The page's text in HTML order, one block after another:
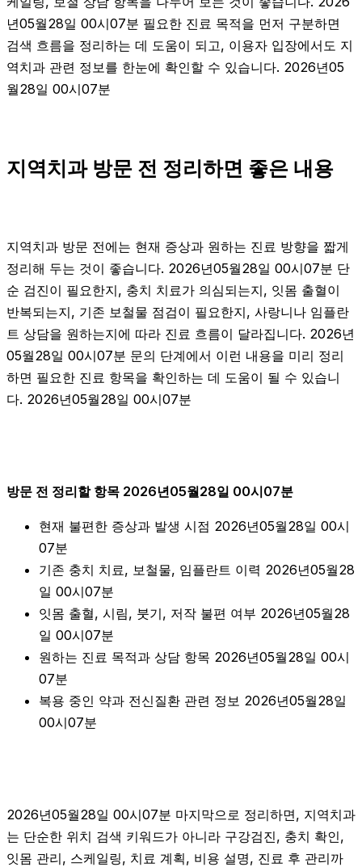
년05월28일 00시07분 필요한 진료 목적을 먼저 구분하면
검색 흐름을 정리하는 데 도움이 되고, 이용자 입장에서도 지
역치과 관련 정보를 한눈에 확인할 수 있습니다. 2026년05
월28일 00시07분
지역치과 방문 전 정리하면 좋은 내용
지역치과 방문 전에는 현재 증상과 원하는 진료 방향을 짧게
정리해 두는 것이 좋습니다. 2026년05월28일 00시07분 단
순 검진이 필요한지, 충치 치료가 의심되는지, 잇몸 출혈이
반복되는지, 기존 보철물 점검이 필요한지, 사랑니나 임플란
트 상담을 원하는지에 따라 진료 흐름이 달라집니다. 2026년
05월28일 00시07분 문의 단계에서 이런 내용을 미리 정리
하면 필요한 진료 항목을 확인하는 데 도움이 될 수 있습니
다. 2026년05월28일 00시07분
방문 전 정리할 항목 2026년05월28일 00시07분
현재 불편한 증상과 발생 시점 2026년05월28일 00시
07분
기존 충치 치료, 보철물, 임플란트 이력 2026년05월28
일 00시07분
잇몸 출혈, 시림, 붓기, 저작 불편 여부 2026년05월28
일 00시07분
원하는 진료 목적과 상담 항목 2026년05월28일 00시
07분
복용 중인 약과 전신질환 관련 정보 2026년05월28일
00시07분
2026년05월28일 00시07분 마지막으로 정리하면, 지역치과
는 단순한 위치 검색 키워드가 아니라 구강검진, 충치 확인,
잇몸 관리, 스케일링, 치료 계획, 비용 설명, 진료 후 관리까